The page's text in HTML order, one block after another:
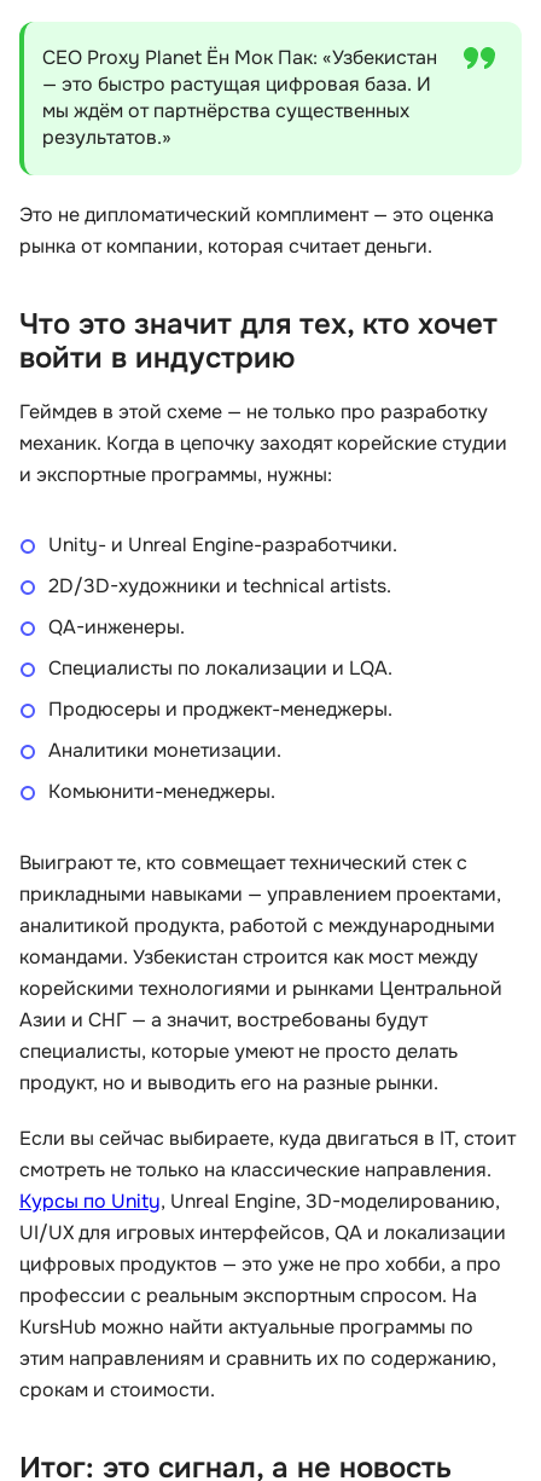
CEO Proxy Planet Ён Мок Пак: «Узбекистан
— это быстро растущая цифровая база. И
мы ждём от партнёрства существенных
результатов.»
Это не дипломатический комплимент — это оценка
рынка от компании, которая считает деньги.
Что это значит для тех, кто хочет
войти в индустрию
Геймдев в этой схеме — не только про разработку
механик. Когда в цепочку заходят корейские студии
и экспортные программы, нужны:
Unity- и Unreal Engine-разработчики.
2D/3D-художники и technical artists.
QA-инженеры.
Специалисты по локализации и LQA.
Продюсеры и проджект-менеджеры.
Аналитики монетизации.
Комьюнити-менеджеры.
Выиграют те, кто совмещает технический стек с
прикладными навыками — управлением проектами,
аналитикой продукта, работой с международными
командами. Узбекистан строится как мост между
корейскими технологиями и рынками Центральной
Азии и СНГ — а значит, востребованы будут
специалисты, которые умеют не просто делать
продукт, но и выводить его на разные рынки.
Если вы сейчас выбираете, куда двигаться в IT, стоит
смотреть не только на классические направления.
Курсы по Unity, Unreal Engine, 3D-моделированию,
UI/UX для игровых интерфейсов, QA и локализации
цифровых продуктов — это уже не про хобби, а про
профессии с реальным экспортным спросом. На
KursHub можно найти актуальные программы по
этим направлениям и сравнить их по содержанию,
срокам и стоимости.
Итог: это сигнал, а не новость